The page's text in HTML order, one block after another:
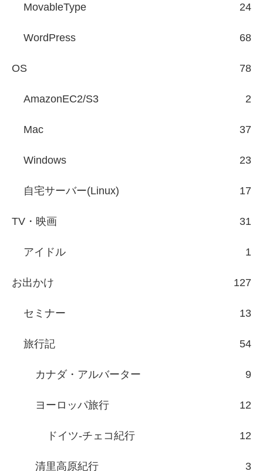
MovableType 24
WordPress 68
OS 78
AmazonEC2/S3 2
Mac 37
Windows 23
自宅サーバー(Linux) 17
TV・映画 31
アイドル 1
お出かけ 127
セミナー 13
旅行記 54
カナダ・アルバーター 9
ヨーロッパ旅行 12
ドイツ-チェコ紀行 12
清里高原紀行 3